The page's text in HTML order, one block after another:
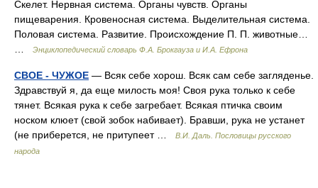
Скелет. Нервная система. Органы чувств. Органы
пищеварения. Кровеносная система. Выделительная система.
Половая система. Развитие. Происхождение П. П. животные…
Энциклопедический словарь Ф.А. Брокгауза и И.А. Ефрона
СВОЕ - ЧУЖОЕ — Всяк себе хорош. Всяк сам себе загляденье.
Здравствуй я, да еще милость моя! Своя рука только к себе
тянет. Всякая рука к себе загребает. Всякая птичка своим
носком клюет (свой зобок набивает). Бравши, рука не устанет
(не приберется, не притупеет …
В.И. Даль. Пословицы русского
народа